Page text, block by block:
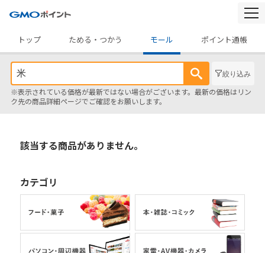
トップ
ためる・つかう モール ポイント通帳
絞り込み
※表示されている価格が最新ではない場合がございます。最新の価格はリン
ク先の商品詳細ページでご確認をお願いします。
該当する商品がありません。
カテゴリ